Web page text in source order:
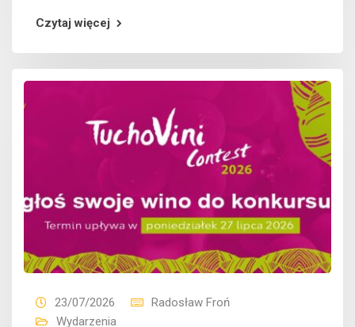
Czytaj więcej
23/07/2026
Radosław Froń
Wydarzenia